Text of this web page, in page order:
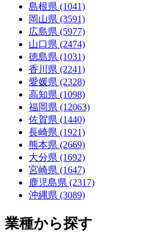
島根県 (1041)
岡山県 (3591)
広島県 (5977)
山口県 (2474)
徳島県 (1031)
香川県 (2241)
愛媛県 (2328)
高知県 (1098)
福岡県 (12063)
佐賀県 (1440)
長崎県 (1921)
熊本県 (2669)
大分県 (1692)
宮崎県 (1647)
鹿児島県 (2317)
沖縄県 (3089)
業種から探す